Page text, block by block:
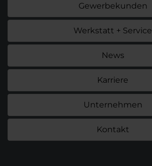
Gewerbekunden
Werkstatt + Service
News
Karriere
Unternehmen
Kontakt